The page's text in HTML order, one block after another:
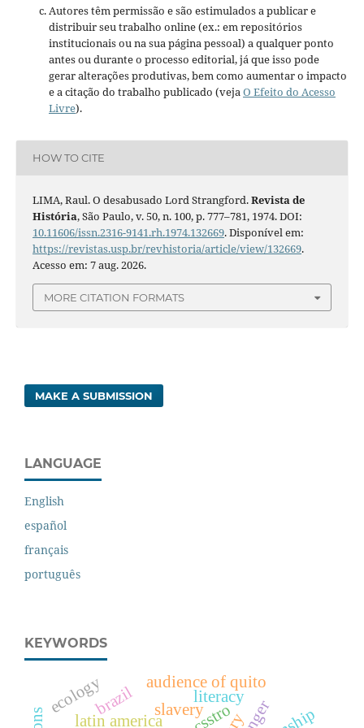
Autores têm permissão e são estimulados a publicar e
distribuir seu trabalho online (ex.: em repositórios
institucionais ou na sua página pessoal) a qualquer ponto
antes ou durante o processo editorial, já que isso pode
gerar alterações produtivas, bem como aumentar o impacto
e a citação do trabalho publicado (vejaO Efeito do Acesso
Livre).
HOW TO CITE
LIMA, Raul. O desabusado Lord Strangford.Revista de
História, São Paulo, v. 50, n. 100, p. 777–781, 1974. DOI:
10.11606/issn.2316-9141.rh.1974.132669. Disponível em:
https://revistas.usp.br/revhistoria/article/view/132669.
Acesso em: 7 aug. 2026.
MORE CITATION FORMATS
MAKE A SUBMISSION
LANGUAGE
English
español
français
português
KEYWORDS
literacy
latin america
brazil
audience of quito
slavery
ecology